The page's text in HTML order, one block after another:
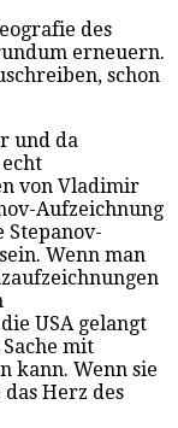
des
erneuern.
schon
und da
von Vladimir
Aufzeichnung
Stepanov-
Wenn man
USA gelangt
mit
kann. Wenn sie
Herz des